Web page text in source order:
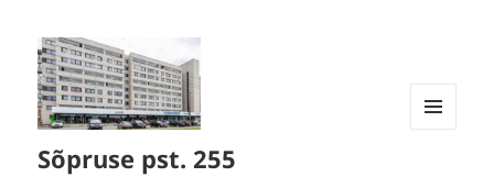
Sõpruse pst. 255